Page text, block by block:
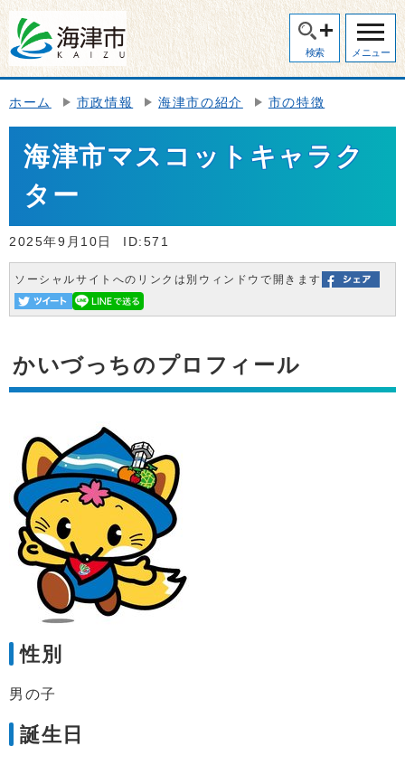
検索 メニュー
ホーム 市政情報 海津市の紹介 市の特徴
海津市マスコットキャラク
ター
2025年9月10日 ID:571
ソーシャルサイトへのリンクは別ウィンドウで開きます
かいづっちのプロフィール
性別
男の子
誕生日